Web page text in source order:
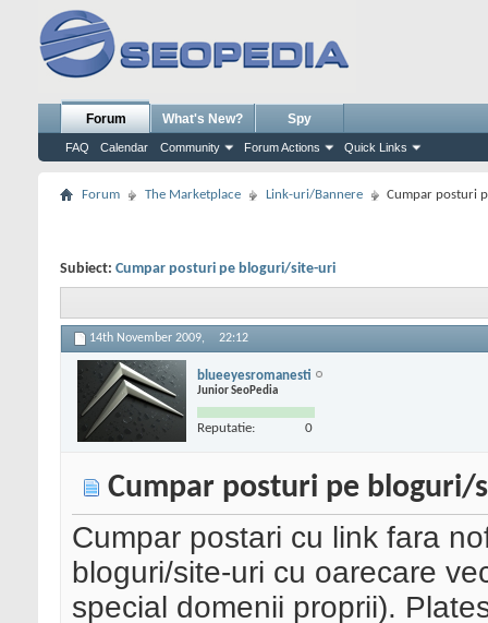
Forum
FAQ Calendar Community Forum Actions Quick Links
What's New? Spy
Forum The Marketplace Link-uri/Bannere Cumpar posturi
Subiect: Cumpar posturi pe bloguri/site-uri
14th November 2009, 22:12
blueeyesromanesti
Junior SeoPedia
Reputatie: 0
Cumpar posturi pe bloguri/
Cumpar postari cu link fara
bloguri/site-uri cu oarecare
special domenii proprii).